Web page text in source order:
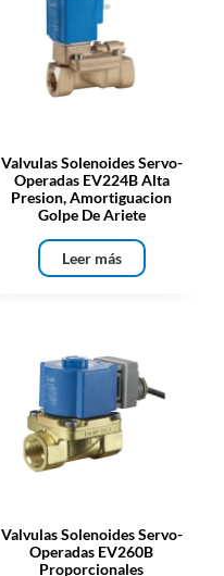
Valvulas Solenoides Servo-
Operadas EV224B Alta
Presion, Amortiguacion
Golpe De Ariete
Leer más
Valvulas Solenoides Servo-
Operadas EV260B
Proporcionales